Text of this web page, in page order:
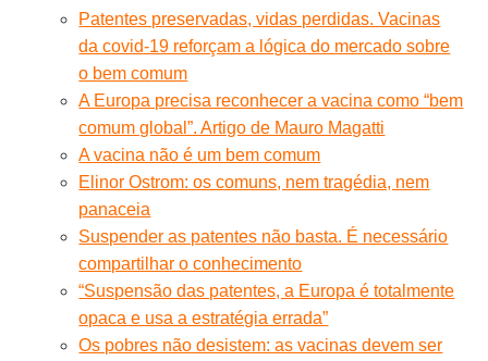
Patentes preservadas, vidas perdidas. Vacinas
da covid-19 reforçam a lógica do mercado sobre
o bem comum
A Europa precisa reconhecer a vacina como “bem
comum global”. Artigo de Mauro Magatti
A vacina não é um bem comum
Elinor Ostrom: os comuns, nem tragédia, nem
panaceia
Suspender as patentes não basta. É necessário
compartilhar o conhecimento
“Suspensão das patentes, a Europa é totalmente
opaca e usa a estratégia errada”
Os pobres não desistem: as vacinas devem ser